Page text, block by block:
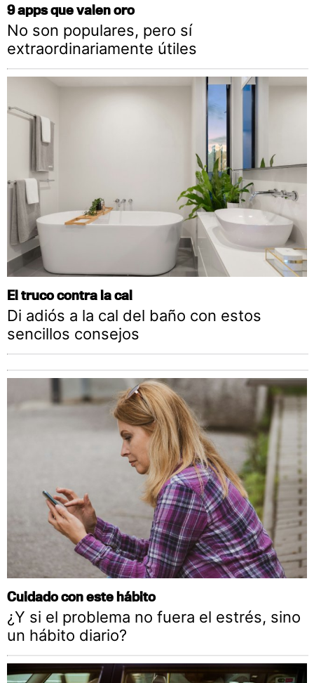
9 apps que valen oro
No son populares, pero sí
extraordinariamente útiles
El truco contra la cal
Di adiós a la cal del baño con estos
sencillos consejos
Cuidado con este hábito
¿Y si el problema no fuera el estrés, sino
un hábito diario?